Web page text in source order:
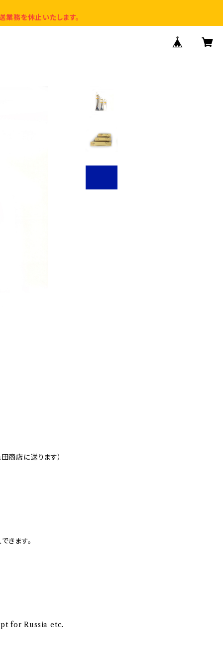
務を休止いたします。
商店に送ります）
きます。
for Russia etc.